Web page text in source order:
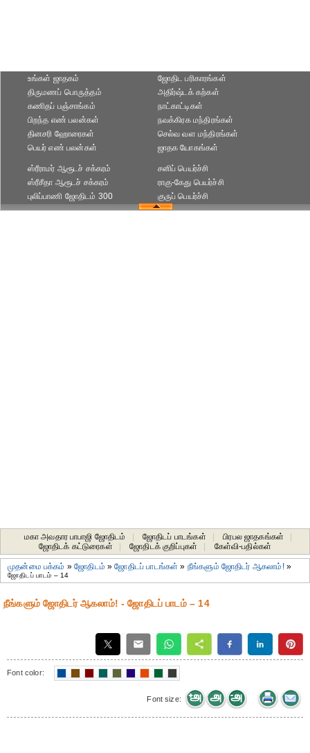
உங்கள் ஜாதகம்
திருமணப் பொருத்தம்
கணிதப் பஞ்சாங்கம்
ஜோதிட ப‌ரிகார‌ங்க‌ள்
அதிர்ஷ்டக் கற்கள்
நாட்காட்டிகள்
பிறந்த எண் பலன்கள்
தினசரி ஹோரைகள்
பெயர் எண் பலன்கள்
நவக்கிரக மந்திரங்கள்
செல்வ வள மந்திரங்கள்
ஜாதக யோகங்கள்
ஸ்ரீராமர் ஆரூடச் சக்கரம்
ஸ்ரீசீதா ஆரூடச் சக்கரம்
புலிப்பாணி ஜோதிடம் 300
சனிப் பெயர்ச்சி
ராகு-கேது பெயர்ச்சி
குருப் பெயர்ச்சி
மகா அவதார பாபாஜி ஜோதிடம் ஜோதிடப் பாடங்கள் பிரபல ஜாதகங்கள்
ஜோதிடக் கட்டுரைகள்
ஜோதிடக் குறிப்புகள் கேள்வி-பதில்கள்
முதன்மை பக்கம் »ஜோதிடம் »ஜோதிடப் பாடங்கள் » நீங்களும் ஜோதிடர் ஆகலாம்!»
ஜோதிடப் பாடம் – 14
நீங்களும் ஜோதிடர் ஆகலாம்! - ஜோதிடப் பாடம் – 14
Font color:
Font size: